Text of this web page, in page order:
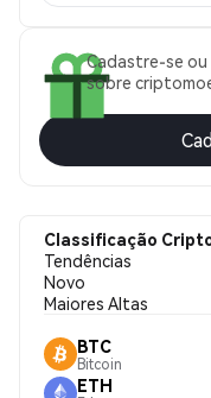
Cadastre-se ou
sobre
Classificação
Tendências
Novo
Maiores Altas
BTC
Bitcoin
ETH